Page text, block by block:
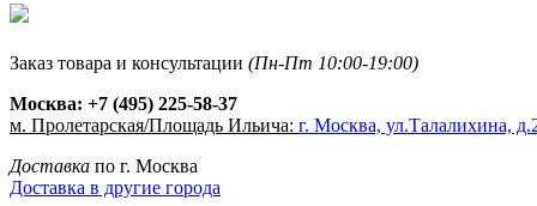
Заказ товара и консультации (Пн-Пт 10:00-19:00)
Москва: +7 (495) 225-58-37
м. Пролетарская/Площадь Ильича: г. Москва, ул.Талалихина,
Доставка по г. Москва
Доставка в другие города